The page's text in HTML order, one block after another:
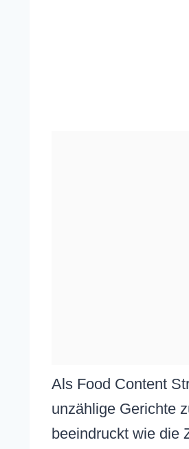
Als Food Content
unzählige Gerichte
beeindruckt wie die